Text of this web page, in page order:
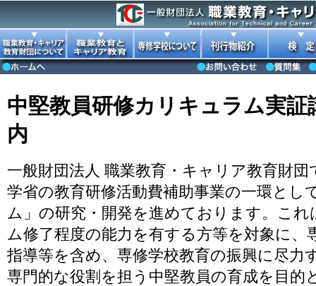
中堅教員研修カリキュラム実
内
一般財団法人 職業教育・キャリア教育財
学省の教育研修活動費補助事業の一環とし
ム」の研究・開発を進めております。こ
ム修了程度の能力を有する方等を対象に、
指導等を含め、専修学校教育の振興に尽力
専門的な役割を担う中堅教員の育成を目的